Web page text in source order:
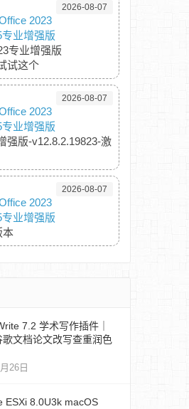
2026-08-07
2023
业增强版
专业增强版
试这个
2026-08-07
2023
业增强版
强版-v12.8.2.19823-激
2026-08-07
2023
业增强版
本
7.2 学术写作插件｜
歌文档论文改写查重润色
26日
ESXi 8.0U3k macOS